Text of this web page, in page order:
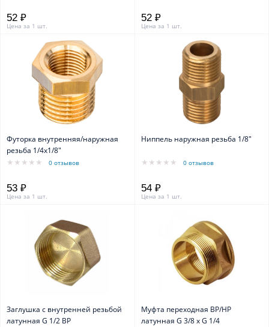
52 ₽
Цена за 1 шт.
52 ₽
Цена за 1 шт.
Футорка внутренняя/наружная
резьба 1/4х1/8"
0 отзывов
53 ₽
Цена за 1 шт.
Ниппель наружная резьба 1/8"
0 отзывов
54 ₽
Цена за 1 шт.
Заглушка с внутренней резьбой
латунная G 1/2 ВР
Муфта переходная ВР/НР
латунная G 3/8 х G 1/4